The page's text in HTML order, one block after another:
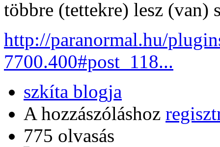
többre (tettekre) lesz (van)
http://paranormal.hu/
7700.400#post_118...
szkíta blogja
A hozzászóláshoz
775 olvasás